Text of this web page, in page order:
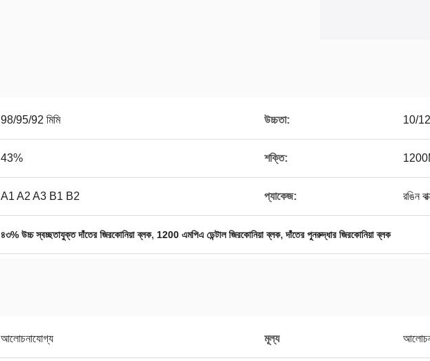
98/95/92 মিমি উচ্চতা: 10/
43% শক্তি:
A1 A2 A3 B1 B2 প্যাকেজ: রঙিন
৪৩% উচ্চ স্বচ্ছতাযুক্ত দাঁতের জিরকোনিয়া ব্লক, 1200 এমপিএ ডেন্টাল জিরকোনিয়া ব্লক,দাঁতের পুনরুদ্ধার জিরকোনিয়া ব্লক
আলোচনাযোগ্য মূল্য